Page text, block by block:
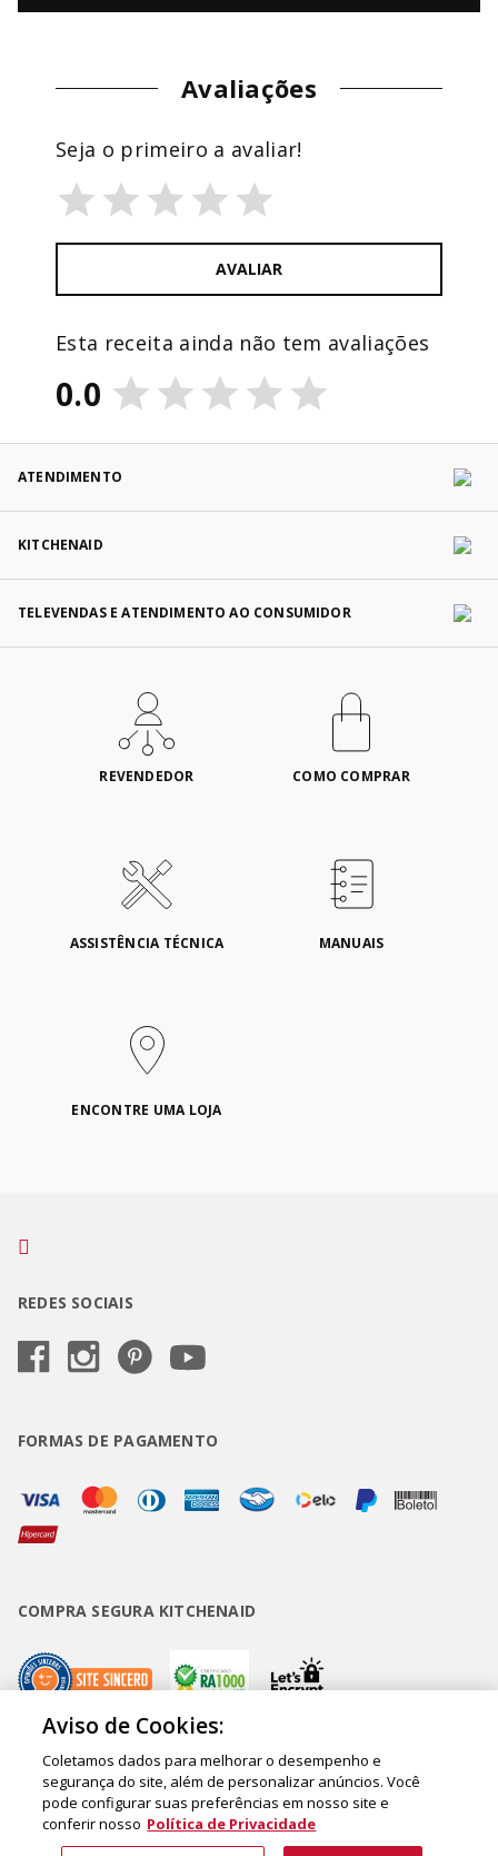
Avaliações
Esta receita ainda não tem avaliações
0.0
Seja o primeiro a avaliar!
AVALIAR
ATENDIMENTO
KITCHENAID
TELEVENDAS E ATENDIMENTO AO CONSUMIDOR
REVENDEDOR COMO COMPRAR
ASSISTÊNCIA TÉCNICA MANUAIS
ENCONTRE UMA LOJA
REDES SOCIAIS
FORMAS DE PAGAMENTO
COMPRA SEGURA KITCHENAID
Copyright • BUD Comércio de Eletrodomésticos Ltda. ® 2020 - CNPJ
62.058.318/0007-76. - Inscrição Municipal/Estadual 148.044.198.118 Sede:
Rua Olympia Semeraro, 675 - Jardim Santa Emília - CEP 04183-090 - São
Aviso de Cookies:
Coletamos dados para melhorar o desempenho e
segurança do site, além de personalizar anúncios. Você
pode configurar suas preferências em nosso site e
conferir nosso Política de Privacidade